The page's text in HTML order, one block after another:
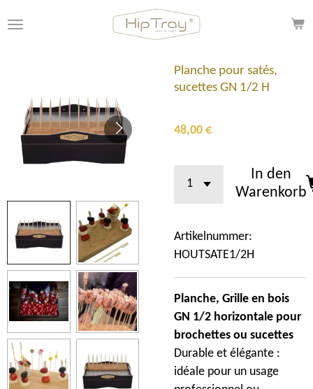
Hauptinhalt
Planche pour satés,
sucettes GN 1/2 H
48,00 €
In den
Warenkorb
Artikelnummer:
HOUTSATE1/2H
Planche, Grille en bois
GN 1/2 horizontale pour
brochettes ou sucettes
Durable et élégante :
idéale pour un usage